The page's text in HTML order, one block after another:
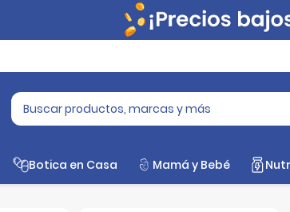
Botica en Casa Mamá y Bebé